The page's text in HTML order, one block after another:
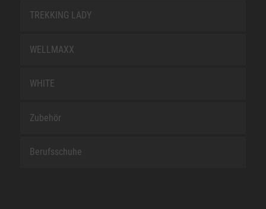
TREKKING LADY
WELLMAXX
WHITE
Zubehör
Berufsschuhe